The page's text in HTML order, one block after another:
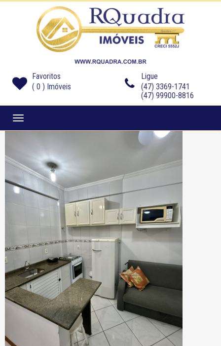
Favoritos
( 0 ) Imóveis
Ligue
(47) 3369-1741
(47) 99900-8816
Navegaçåo